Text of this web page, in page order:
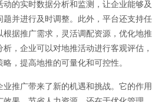
的实时数据分析和监测，让企业能够及
并进行及时调整。此外，平台还支持任
据推广需求，灵活调配资源，优化地推
，企业可以对地推活动进行客观评估，
，提高地推的可量化和可控性。
推广带来了新的机遇和挑战。它的作用